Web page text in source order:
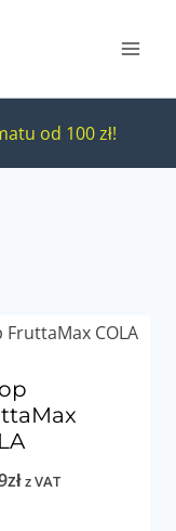
od 100 zł!
zł z VAT